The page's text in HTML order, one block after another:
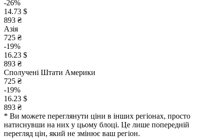
-26%
14.73 $
893 ₴
Азія
725 ₴
-19%
16.23 $
893 ₴
Сполучені Штати Америки
725 ₴
-19%
16.23 $
893 ₴
* Ви можете переглянути ціни в інших регіонах, просто
натиснувши на них у цьому блоці. Це лише попередній
перегляд цін, який не змінює ваш регіон.